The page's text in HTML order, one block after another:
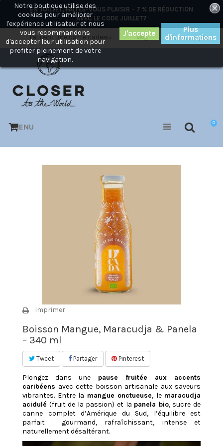
EN JUILLET, FAITES-VOUS PLAISIR – 7 % DE RÉDUCTION
AVEC LE CODE JUILLET7
×
Mon compte
Blog
J'ai reçu une carte cadeau
0
MENU
Notre boutique utilise des
cookies pour améliorer
l'expérience utilisateur et nous
vous recommandons
d'accepter leur utilisation pour
profiter pleinement de votre
navigation.
Plus
d'informations
Imprimer
Boisson Mangue, Maracudja & Panela
– 340 ml
Tweet Partager Pinterest
Plongez dans une pause fruitée aux accents
caribéens avec cette boisson artisanale aux saveurs
vibrantes. Entre la mangue onctueuse, le maracudja
acidulé (fruit de la passion) et la panela bio, sucre de
canne complet d’Amérique du Sud, l’équilibre est
parfait : gourmand, rafraîchissant, intense et
naturellement désaltérant.